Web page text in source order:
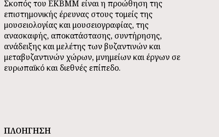
Σκοπός του ΕΚΒΜΜ είναι η προώθηση της
επιστημονικής έρευνας στους τομείς της
μουσειολογίας και μουσειογραφίας, της
ανασκαφής, αποκατάστασης, συντήρησης,
ανάδειξης και μελέτης των βυζαντινών και
μεταβυζαντινών χώρων, μνημείων και έργων σε
ευρωπαϊκό και διεθνές επίπεδο.
ΠΛΟΗΓΗΣΗ